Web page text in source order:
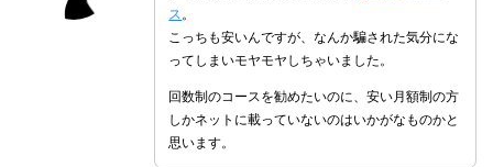
ス 。
こっちも安いんですが、なんか騙された気分にな
ってしまいモヤモヤしちゃいました。
回数制のコースを勧めたいのに、安い月額制の方
しかネットに載っていないのはいかがなものかと
思います。